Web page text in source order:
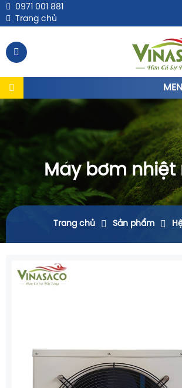
0971 001 881
Trang chủ
Máy bơm nhiệt
Trang chủ Sản phẩm